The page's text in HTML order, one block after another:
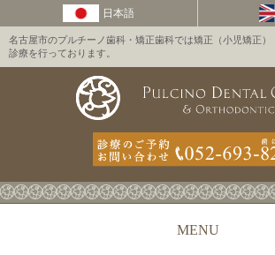
名古屋市のプルチーノ歯科・矯正歯科では矯正（小児矯正
診療を行っております。
MENU